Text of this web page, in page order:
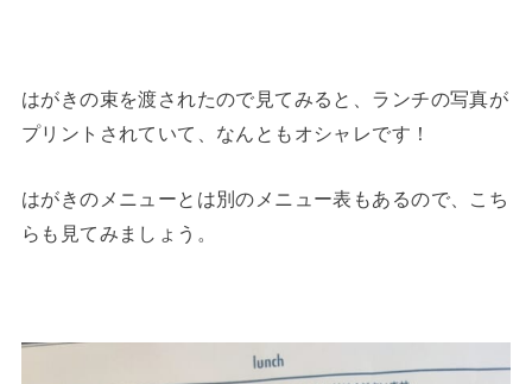
はがきの束を渡されたので見てみると、ランチの写真が
プリントされていて、なんともオシャレです！
はがきのメニューとは別のメニュー表もあるので、こち
らも見てみましょう。